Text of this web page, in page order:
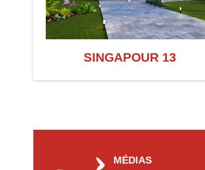
SINGAPOUR 13
MÉDIAS